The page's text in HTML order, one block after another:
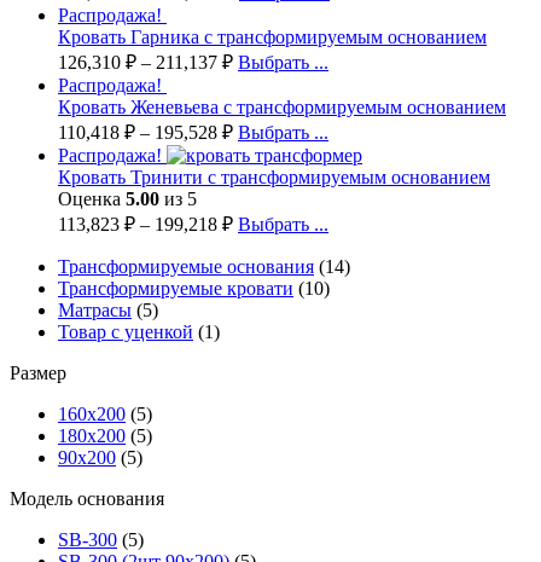
Распродажа!
Кровать Гарника с трансформируемым основанием
126,310 ₽ – 211,137 ₽ Выбрать ...
Распродажа!
Кровать Женевьева с трансформируемым основанием
110,418 ₽ – 195,528 ₽ Выбрать ...
Распродажа!
Кровать Тринити с трансформируемым основанием
Оценка 5.00 из 5
113,823 ₽ – 199,218 ₽ Выбрать ...
Трансформируемые основания (14)
Трансформируемые кровати (10)
Матрасы (5)
Товар с уценкой (1)
Размер
160х200 (5)
180х200 (5)
90х200 (5)
Модель основания
SB-300 (5)